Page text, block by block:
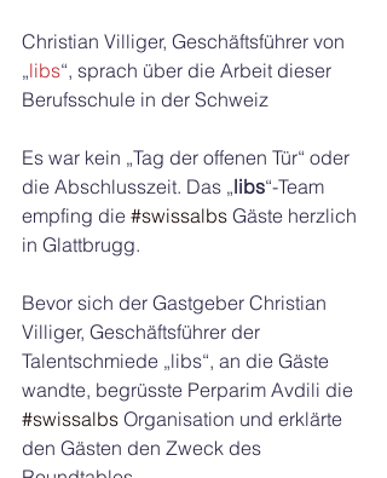
Christian Villiger, Geschäftsführer von
„libs“, sprach über die Arbeit dieser
Berufsschule in der Schweiz
Es war kein „Tag der offenen Tür“ oder
die Abschlusszeit. Das „libs“-Team
empfing die #swissalbs Gäste herzlich
in Glattbrugg.
Bevor sich der Gastgeber Christian
Villiger, Geschäftsführer der
Talentschmiede „libs“, an die Gäste
wandte, begrüsste Perparim Avdili die
#swissalbs Organisation und erklärte
den Gästen den Zweck des